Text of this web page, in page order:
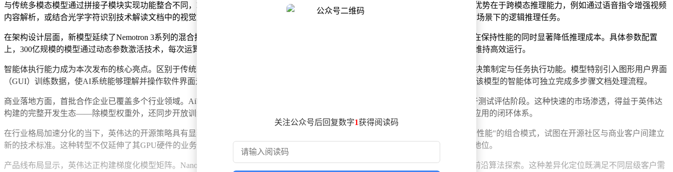
与传统多模态模型通过拼接子模块实现功能整合不同，Nemotron 3 Nano Omni采用统一架构处理文本、图像、音频及视频输入。其核心优势在于跨模态推理能力，例如通过语音指令增强视频
内容解析，或结合光学字符识别技术解读文档中的视觉文本。技术文档显示，该模型支持从混合模态数据中提取关键信息，并完成复杂场景下的逻辑推理任务。
在架构设计层面，新模型延续了Nemotron 3系列的混合技术路线。通过融合Transformer与Mamba机制，并引入混合专家（MoE）系统，在保持性能的同时显著降低推理成本。具体参数配置
上，300亿规模的模型通过动态参数激活技术，每次运算仅需调用30亿参数，这种设计使其在处理超长上下文（最高百万token）时仍能维持高效运行。
智能体执行能力成为本次发布的核心亮点。区别于传统内容生成模型，Nemotron 3 Nano Omni被定位为代理式AI的基础框架，重点强化决策制定与任务执行功能。模型特别引入图形用户界面
（GUI）训练数据，使AI系统能够理解并操作软件界面元素，这为自动化办公、软件测试等场景提供了技术可能。官方演示显示，搭载该模型的智能体可独立完成多步骤文档处理流程。
商业落地方面，首批合作企业已覆盖多个行业领域。Aible、富士康、Palantir等科技公司率先完成模型部署，戴尔、甲骨文等企业则处于测试评估阶段。这种快速的市场渗透，得益于英伟达
构建的完整开发生态——除模型权重外，还同步开放训练数据集、开发工具链（NeMo框架）及性能优化方案，形成从基础研究到商业应用的闭环体系。
在行业格局加速分化的当下，英伟达的开源策略具有显著战略意义。面对部分头部企业转向闭源模型的趋势，该公司通过"开放架构+高性能"的组合模式，试图在开源社区与商业客户间建立
新的技术标准。这种转型不仅延伸了其GPU硬件的业务边界，更通过提供"模型+工具链"的完整解决方案，巩固了在AI产业链中的核心地位。
产品线布局显示，英伟达正构建梯度化模型矩阵。Nano系列主打高性价比推理场景，Super系列服务高并发企业需求，Ultra系列则聚焦前沿算法探索。这种差异化定位既满足不同层级客户需
关注公众号后回复数字1获得阅读码